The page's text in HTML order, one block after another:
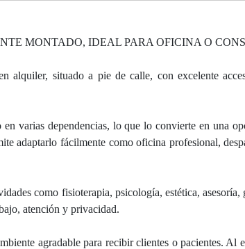
MONTADO, IDEAL PARA OFICINA O
alquiler, situado a pie de calle, con excelente
varias dependencias, lo que lo convierte en una
adaptarlo fácilmente como oficina profesional,
como fisioterapia, psicología, estética,
atención y privacidad.
agradable para recibir clientes o pacientes. Al